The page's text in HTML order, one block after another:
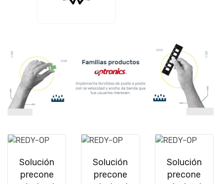
Solución
precone
Solución
precone
Solución
precone